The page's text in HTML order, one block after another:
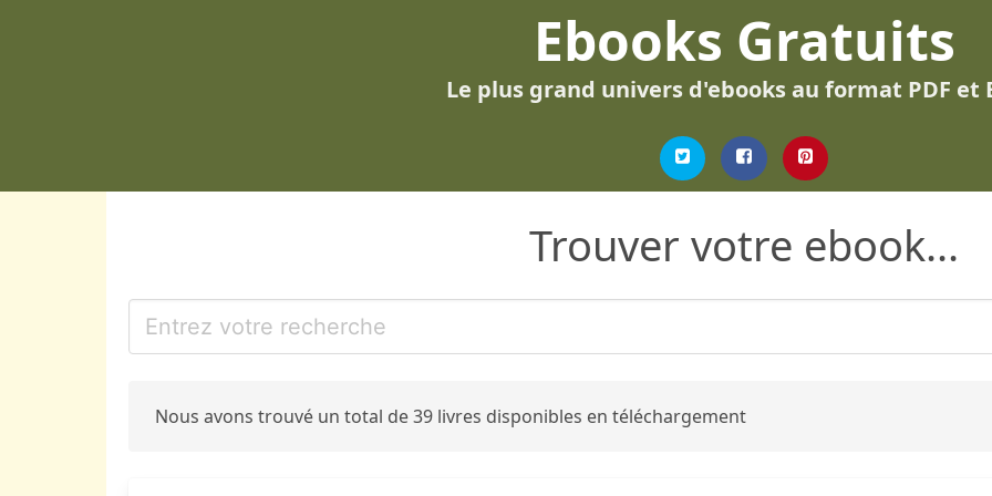
Ebooks Gratuits
Le plus grand univers d'ebooks au format PDF et
Trouver votre ebook...
Nous avons trouvé un total de 39 livres disponibles en téléchargement